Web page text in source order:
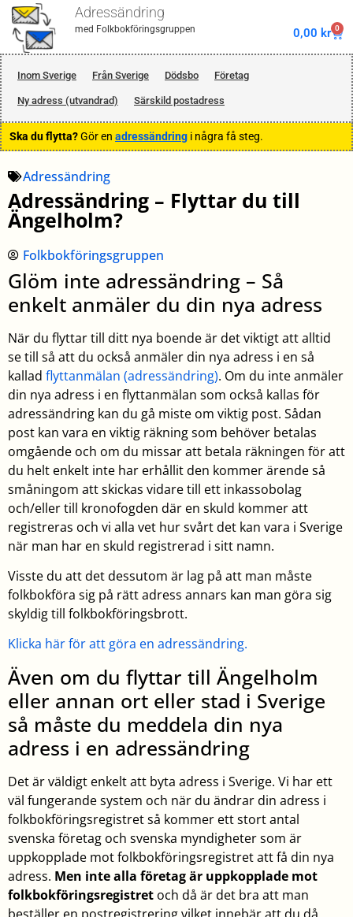
Adressändring
med Folkbokföringsgruppen 0,00 kr 0
Inom Sverige Från Sverige Dödsbo Företag
Ny adress (utvandrad) Särskild postadress
Ska du flytta?Gör en adressändring i några få steg.
Adressändring
Adressändring – Flyttar du till
Ängelholm?
Folkbokföringsgruppen
Glöm inte adressändring – Så
enkelt anmäler du din nya adress
När du flyttar till ditt nya boende är det viktigt att alltid
se till så att du också anmäler din nya adress i en så
kallad flyttanmälan (adressändring). Om du inte anmäler
din nya adress i en flyttanmälan som också kallas för
adressändring kan du gå miste om viktig post. Sådan
post kan vara en viktig räkning som behöver betalas
omgående och om du missar att betala räkningen för att
du helt enkelt inte har erhållit den kommer ärende så
småningom att skickas vidare till ett inkassobolag
och/eller till kronofogden där en skuld kommer att
registreras och vi alla vet hur svårt det kan vara i Sverige
när man har en skuld registrerad i sitt namn.
Visste du att det dessutom är lag på att man måste
folkbokföra sig på rätt adress annars kan man göra sig
skyldig till folkbokföringsbrott.
Klicka här för att göra en adressändring.
Även om du flyttar till Ängelholm
eller annan ort eller stad i Sverige
så måste du meddela din nya
adress i en adressändring
Det är väldigt enkelt att byta adress i Sverige. Vi har ett
väl fungerande system och när du ändrar din adress i
folkbokföringsregistret så kommer ett stort antal
svenska företag och svenska myndigheter som är
uppkopplade mot folkbokföringsregistret att få din nya
adress. Men inte alla företag är uppkopplade mot
folkbokföringsregistret och då är det bra att man